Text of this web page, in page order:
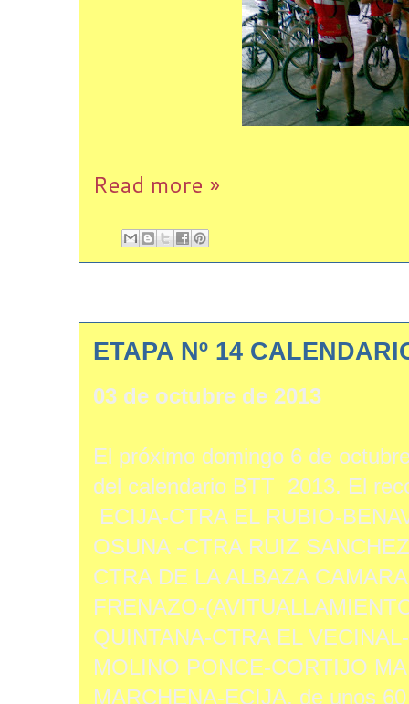
Read more »
ETAPA Nº 14
03 de octubre de 2013
El próximo domingo 6 de
del calendario BTT 2013. El
ECIJA-CTRA EL RUBIO-
OSUNA -CTRA RUIZ
CTRA DE LA ALBAZA
FRENAZO-
QUINTANA-CTRA EL
MOLINO PONCE-CORTIJO
MARCHENA-ECIJA, de unos